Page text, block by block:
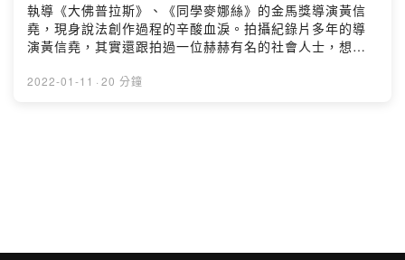
執導《大佛普拉斯》、《同學麥娜絲》的金馬獎導演黃信
堯，現身說法創作過程的辛酸血淚。拍攝紀錄片多年的導
演黃信堯，其實還跟拍過一位赫赫有名的社會人士，想知
想法Powered by Firstory Hosting
2022-01-11 · 20 分鐘